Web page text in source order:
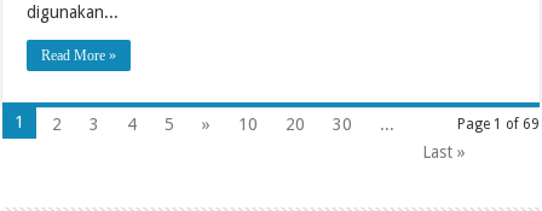
digunakan...
Read More »
Page 1 of 69
1 2 3 4 5 » 10 20 30
...
Last »